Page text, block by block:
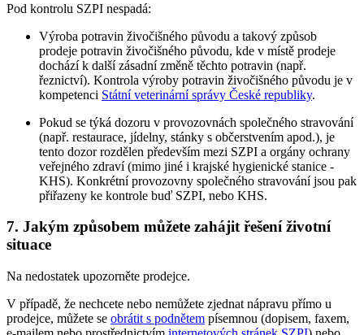
Pod kontrolu SZPI nespadá:
Výroba potravin živočišného původu a takový způsob
prodeje potravin živočišného původu, kde v místě prodeje
dochází k další zásadní změně těchto potravin (např.
řeznictví). Kontrola výroby potravin živočišného původu je v
kompetenci Státní veterinární správy České republiky.
Pokud se týká dozoru v provozovnách společného stravování
(např. restaurace, jídelny, stánky s občerstvením apod.), je
tento dozor rozdělen především mezi SZPI a orgány ochrany
veřejného zdraví (mimo jiné i krajské hygienické stanice -
KHS). Konkrétní provozovny společného stravování jsou pak
přiřazeny ke kontrole buď SZPI, nebo KHS.
7. Jakým způsobem můžete zahájit řešení životní
situace
Na nedostatek upozorněte prodejce.
V případě, že nechcete nebo nemůžete zjednat nápravu přímo u
prodejce, můžete se obrátit s podnětem písemnou (dopisem, faxem,